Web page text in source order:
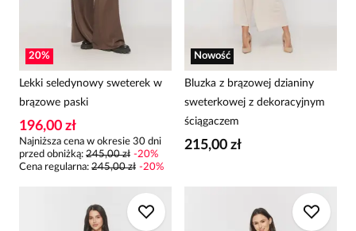
20%
Lekki seledynowy sweterek w
brązowe paski
196,00 zł
Najniższa cena w okresie 30 dni
przed obniżką: 245,00 zł -20%
Cena regularna: 245,00 zł -20%
Nowość
Bluzka z brązowej dzianiny
sweterkowej z dekoracyjnym
ściągaczem
215,00 zł